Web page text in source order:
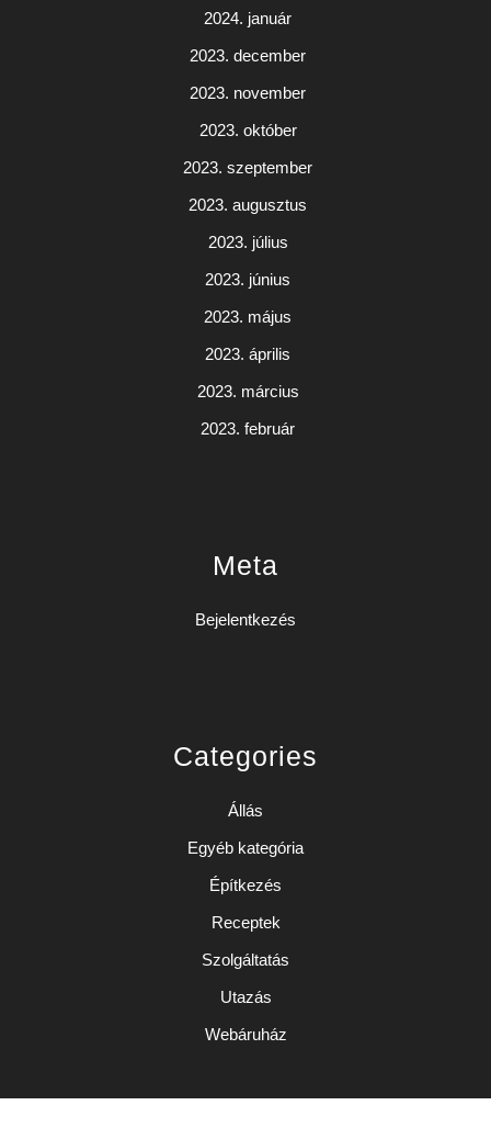
2024. január
2023. december
2023. november
2023. október
2023. szeptember
2023. augusztus
2023. július
2023. június
2023. május
2023. április
2023. március
2023. február
Meta
Bejelentkezés
Categories
Állás
Egyéb kategória
Építkezés
Receptek
Szolgáltatás
Utazás
Webáruház